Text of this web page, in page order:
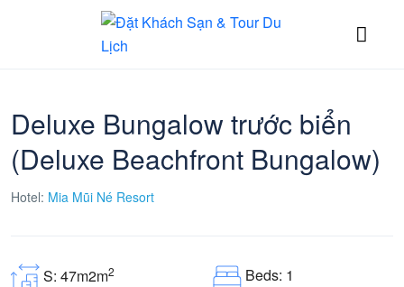
Deluxe Bungalow trước biển
(Deluxe Beachfront Bungalow)
Hotel: Mia Mũi Né Resort
S: 47m2m2 Beds: 1